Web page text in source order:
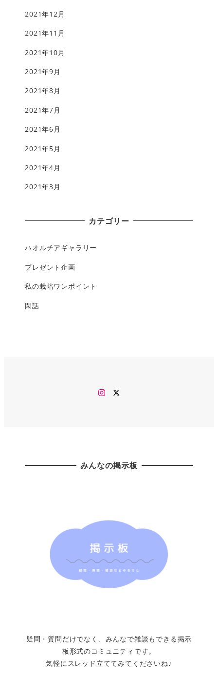
2021年12月
2021年11月
2021年10月
2021年9月
2021年8月
2021年7月
2021年6月
2021年5月
2021年4月
2021年3月
カテゴリー
ハオルチアギャラリー
プレゼント企画
私の栽培ワンポイント
閑話
Instagram
みんなの掲示板
疑問・質問だけでなく、みんなで雑談もできる掲示
板形式のコミュニティです。
気軽にスレッド立ててみてくださいね♪